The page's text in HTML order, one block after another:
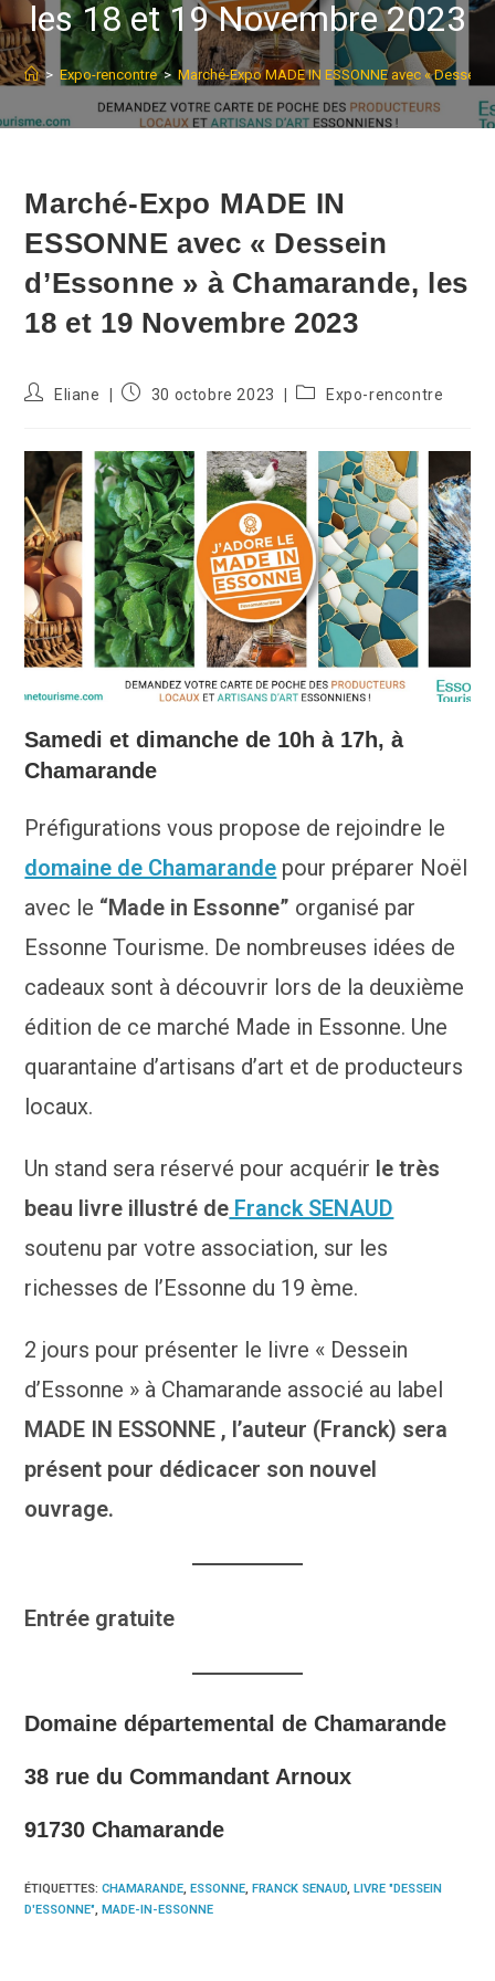
les 18 et 19 Novembre 2023
> Expo-rencontre > Marché-Expo MADE IN ESSONNE avec «
Marché-Expo MADE IN
ESSONNE avec « Dessein
d’Essonne » à Chamarande, les
18 et 19 Novembre 2023
Auteur/autrice
publication :
Eliane
Publication
30 octobre 2023
PostExpo-rencontre
Samedi et dimanche de 10h à 17h, à
Chamarande
Préfigurations vous propose de rejoindre le
domaine de Chamarande pour préparer Noël
avec le “Made in Essonne” organisé par
Essonne Tourisme. De nombreuses idées de
cadeaux sont à découvrir lors de la deuxième
édition de ce marché Made in Essonne. Une
quarantaine d’artisans d’art et de producteurs
locaux.
Un stand sera réservé pour acquérir le très
beau livre illustré de Franck SENAUD
soutenu par votre association, sur les
richesses de l’Essonne du 19 ème.
2 jours pour présenter le livre « Dessein
d’Essonne » à Chamarande associé au label
MADE IN ESSONNE , l’auteur (Franck) sera
présent pour dédicacer son nouvel
ouvrage.
Entrée gratuite
Domaine départemental de Chamarande
38 rue du Commandant Arnoux
91730 Chamarande
ÉTIQUETTES:CHAMARANDE, ESSONNE, FRANCK SENAUD, LIVRE "DESSEIN
D'ESSONNE", MADE-IN-ESSONNE